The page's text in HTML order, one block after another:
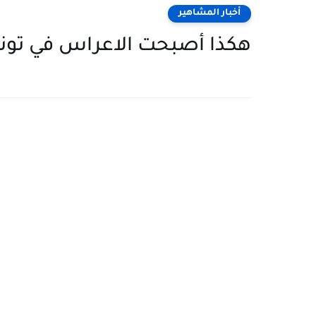
أخبار المشاهير
هكذا أصبحت الاعراس في